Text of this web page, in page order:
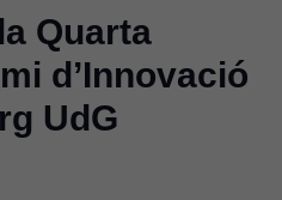
Quarta
d’Innovació
UdG